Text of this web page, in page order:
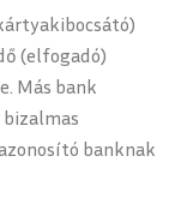
(elfogadó)
Más bank
banknak